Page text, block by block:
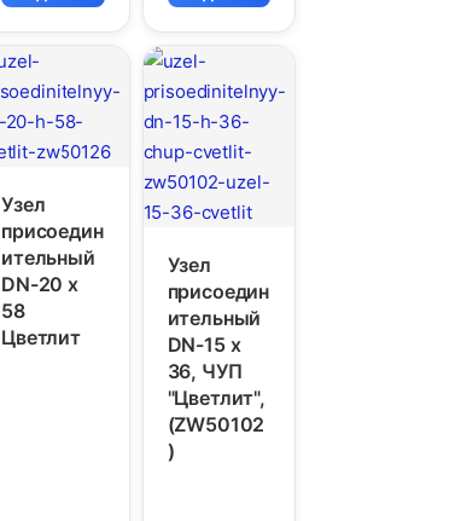
Узел
присоедин
ительный
DN-20 х
58
Цветлит
Узел
присоедин
ительный
DN-15 х
36, ЧУП
"Цветлит",
(ZW50102
)